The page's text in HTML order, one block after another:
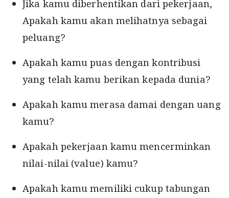
Jika kamu diberhentikan dari pekerjaan,
Apakah kamu akan melihatnya sebagai
peluang?
Apakah kamu puas dengan kontribusi
yang telah kamu berikan kepada dunia?
Apakah kamu merasa damai dengan uang
kamu?
Apakah pekerjaan kamu mencerminkan
nilai-nilai (value) kamu?
Apakah kamu memiliki cukup tabungan